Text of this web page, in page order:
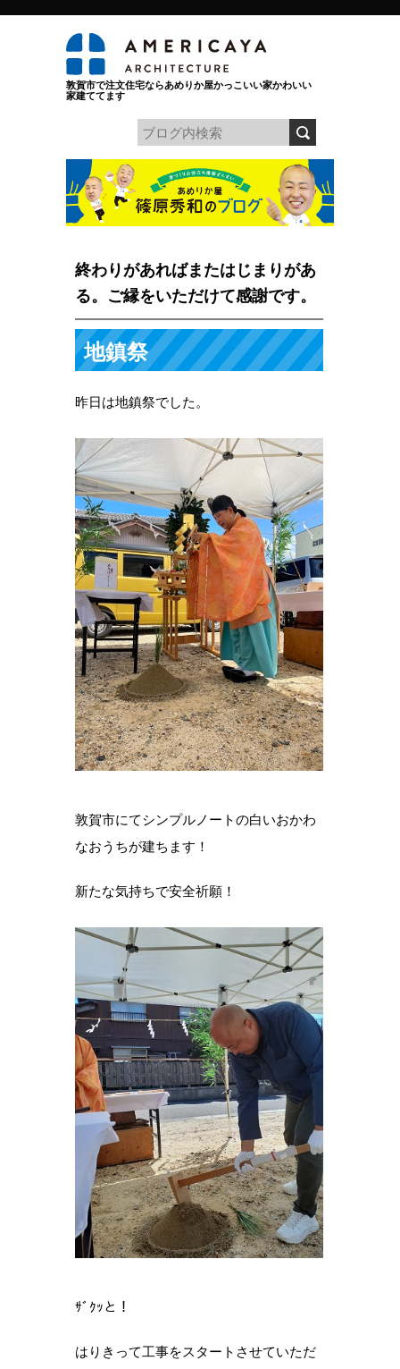
敦賀市で注文住宅ならあめりか屋かっこいい家かわいい
家建ててます
終わりがあればまたはじまりがあ
る。ご縁をいただけて感謝です。
地鎮祭
昨日は地鎮祭でした。
敦賀市にてシンプルノートの白いおかわ
なおうちが建ちます！
新たな気持ちで安全祈願！
ｻﾞｸｯと！
はりきって工事をスタートさせていただ